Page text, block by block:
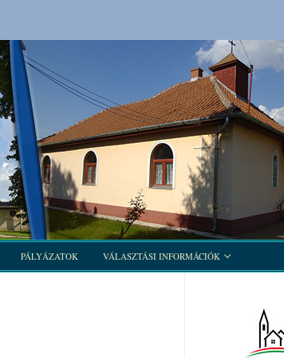
Keresése:
PÁLYÁZATOK VÁLASZTÁSI INFORMÁCIÓK